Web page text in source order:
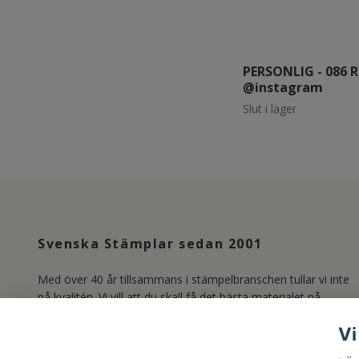
PERSONLIG - 086
@instagram
Slut i lager
Svenska Stämplar sedan 2001
Med över 40 år tillsammans i stämpelbranschen tullar vi inte
på kvalitén. Vi vill att du skall få det bästa materialet på
Photopolymer. Läs mer om oss under länken Kundservice.